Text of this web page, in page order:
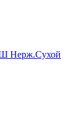
Нерж.Сухой